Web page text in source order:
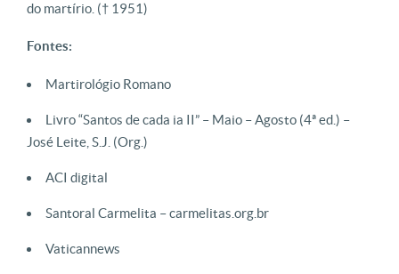
do martírio. († 1951)
Fontes:
Martirológio Romano
Livro “Santos de cada ia II” – Maio – Agosto (4ª ed.) –
José Leite, S.J. (Org.)
ACI digital
Santoral Carmelita – carmelitas.org.br
Vaticannews